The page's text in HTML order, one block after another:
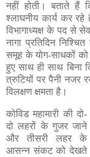
नहीं होती। बताते हैं
श्लाघनीय कार्य कर
विभागाध्यक्ष के पद से
नागा प्रतिदिन
समूह के योग-साधकों को
हुए साथ ही साथ बिना
त्रुटियों पर पैनी नजर
विलक्षण क्षमता है।
कोविड महामारी की दो-
दो लहरों के गुजर जाने
और तीसरी लहर के
आसन्न संकट को देखते